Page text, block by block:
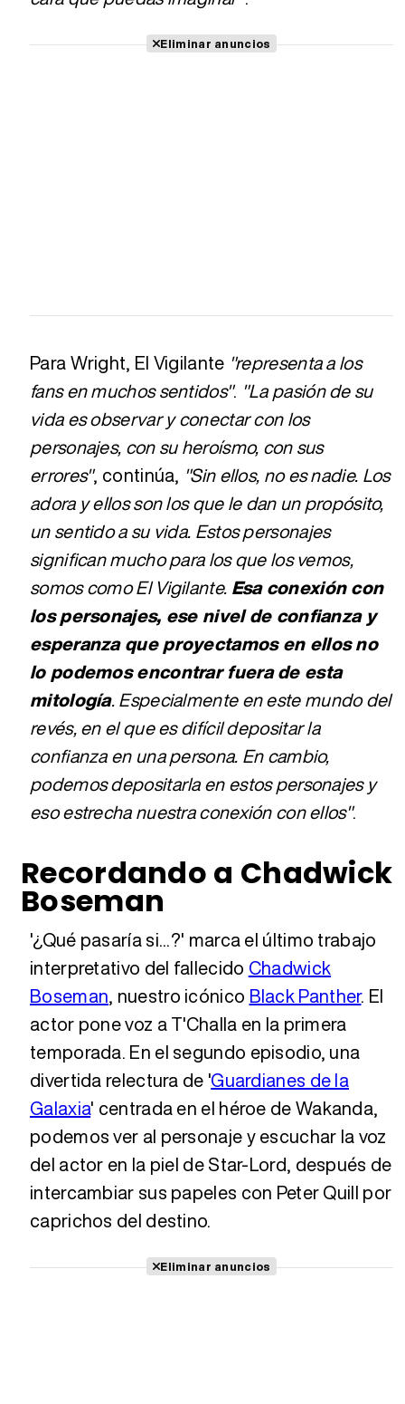
Eliminar anuncios
Para Wright, El Vigilante "representa a los
fans en muchos sentidos". "La pasión de su
vida es observar y conectar con los
personajes, con su heroísmo, con sus
errores", continúa, "Sin ellos, no es nadie. Los
adora y ellos son los que le dan un propósito,
un sentido a su vida. Estos personajes
significan mucho para los que los vemos,
somos como El Vigilante. Esa conexión con
los personajes, ese nivel de confianza y
esperanza que proyectamos en ellos no
lo podemos encontrar fuera de esta
mitología. Especialmente en este mundo del
revés, en el que es difícil depositar la
confianza en una persona. En cambio,
podemos depositarla en estos personajes y
eso estrecha nuestra conexión con ellos".
Recordando a Chadwick
Boseman
'¿Qué pasaría si...?' marca el último trabajo
interpretativo del fallecido Chadwick
Boseman, nuestro icónico Black Panther. El
actor pone voz a T'Challa en la primera
temporada. En el segundo episodio, una
divertida relectura de 'Guardianes de la
Galaxia' centrada en el héroe de Wakanda,
podemos ver al personaje y escuchar la voz
del actor en la piel de Star-Lord, después de
intercambiar sus papeles con Peter Quill por
caprichos del destino.
Eliminar anuncios